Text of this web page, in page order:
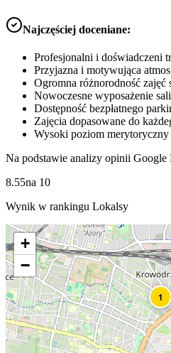
Najczęściej doceniane:
Profesjonalni i doświadczeni
Przyjazna i motywująca
Ogromna różnorodność zajęć
Nowoczesne wyposażenie
Dostępność bezpłatnego
Zajęcia dopasowane do
Wysoki poziom
Na podstawie analizy opinii Google
8.55na 10
Wynik w rankingu Lokalsy
1
+
−